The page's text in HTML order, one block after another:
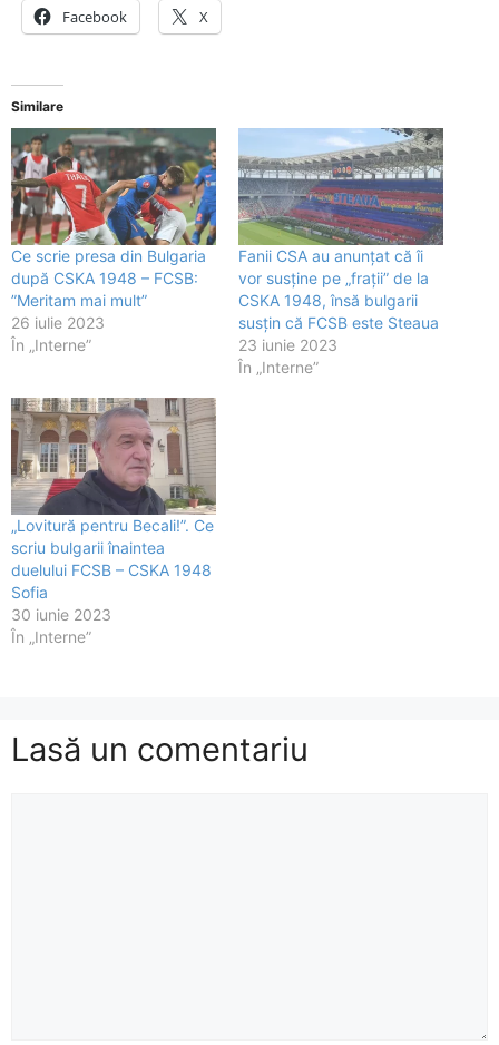
Facebook X
Similare
Ce scrie presa din Bulgaria
după CSKA 1948 – FCSB:
”Meritam mai mult”
26 iulie 2023
În „Interne”
Fanii CSA au anunțat că îi
vor susține pe „frații” de la
CSKA 1948, însă bulgarii
susțin că FCSB este Steaua
23 iunie 2023
În „Interne”
„Lovitură pentru Becali!”. Ce
scriu bulgarii înaintea
duelului FCSB – CSKA 1948
Sofia
30 iunie 2023
În „Interne”
Lasă un comentariu